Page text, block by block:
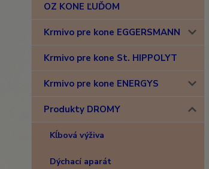
OZ KONE ĽUĎOM
Krmivo pre kone EGGERSMANN
Krmivo pre kone St. HIPPOLYT
Krmivo pre kone ENERGYS
Produkty DROMY
Kĺbová výživa
Dýchací aparát